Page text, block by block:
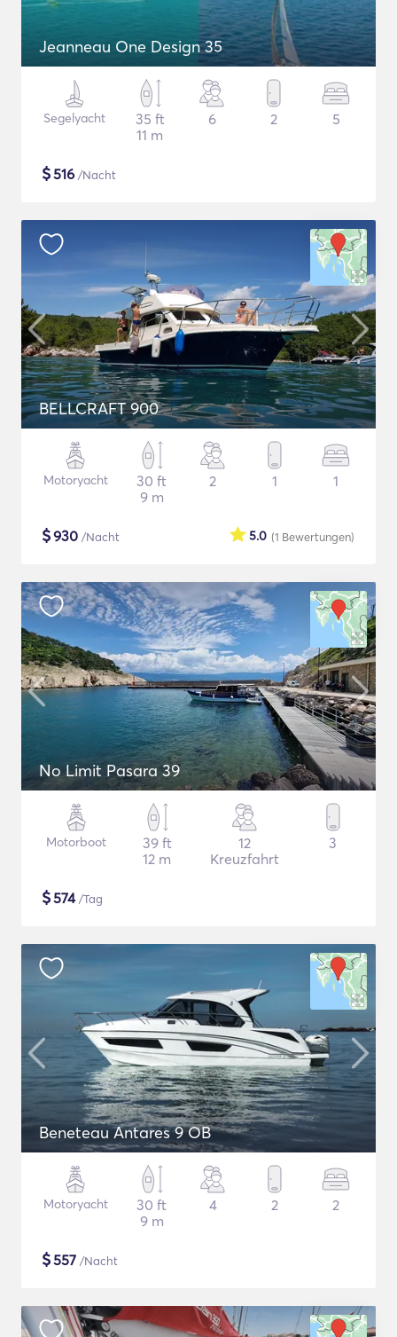
Jeanneau One Design 35
Segelyacht
35 ft
11 m
6 2 5
$516 /Nacht
BELLCRAFT 900
Motoryacht
30 ft
9 m
2 1 1
$930 /Nacht (1 Bewertungen)
5.0
No Limit Pasara 39
Motorboot
39 ft
12 m
12
Kreuzfahrt
3
$574/Tag
Beneteau Antares 9 OB
Motoryacht
30 ft
9 m
4 2 2
$557 /Nacht